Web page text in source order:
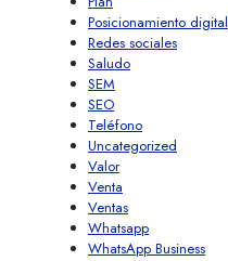
Posicionamiento digital
Redes sociales
Saludo
SEM
SEO
Teléfono
Uncategorized
Valor
Venta
Ventas
Whatsapp
WhatsApp Business